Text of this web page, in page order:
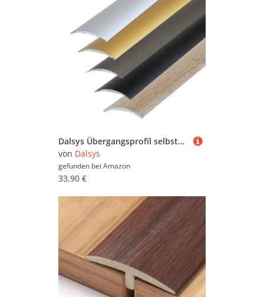
Dalsys Übergangsprofil selbstklebend 186cm x 60mm Ausgleichsprofil aus Aluminium, geeignet für u.a. Fliesen, Laminat und Parkett Gold
von Dalsys
gefunden bei Amazon
33,90 €